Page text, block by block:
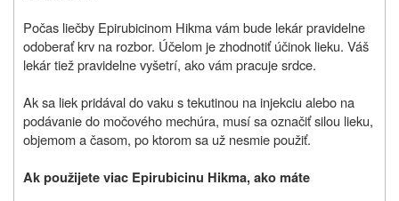
Počas liečby Epirubicinom Hikma vám bude lekár pravidelne
odoberať krv na rozbor. Účelom je zhodnotiť účinok lieku. Váš
lekár tiež pravidelne vyšetrí, ako vám pracuje srdce.
Ak sa liek pridával do vaku s tekutinou na injekciu alebo na
podávanie do močového mechúra, musí sa označiť silou lieku,
objemom a časom, po ktorom sa už nesmie použiť.
Ak použijete viac Epirubicinu Hikma, ako máte